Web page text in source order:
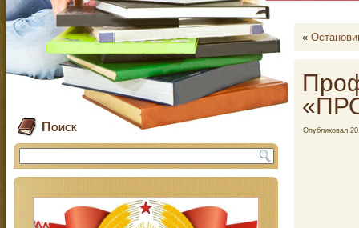
Поиск
«
Опубликовал